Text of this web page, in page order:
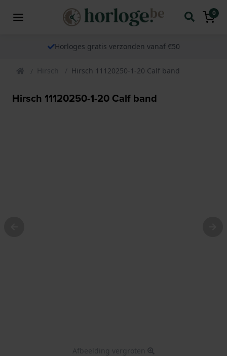
0
Horloges gratis verzonden vanaf €50
Hirsch Hirsch 11120250-1-20 Calf band
Hirsch 11120250-1-20 Calf band
Afbeelding vergroten